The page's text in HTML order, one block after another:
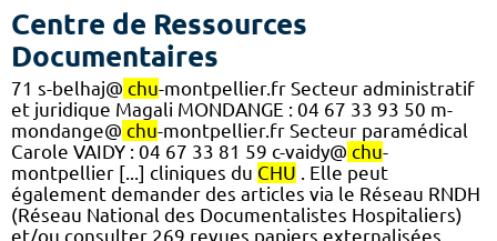
Centre de Ressources
Documentaires
71 s-belhaj@ chu-montpellier.fr Secteur administratif
et juridique Magali MONDANGE : 04 67 33 93 50 m-
mondange@ chu-montpellier.fr Secteur paramédical
Carole VAIDY : 04 67 33 81 59 c-vaidy@ chu-
montpellier [...] cliniques du CHU . Elle peut
également demander des articles via le Réseau RNDH
(Réseau National des Documentalistes Hospitaliers)
et/ou consulter 269 revues papiers externalisées